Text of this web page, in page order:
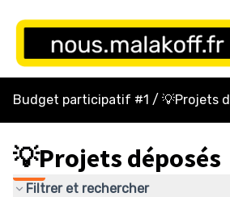
Budget participatif #1 / 💡Projets
💡Projets déposés
Filtrer et rechercher